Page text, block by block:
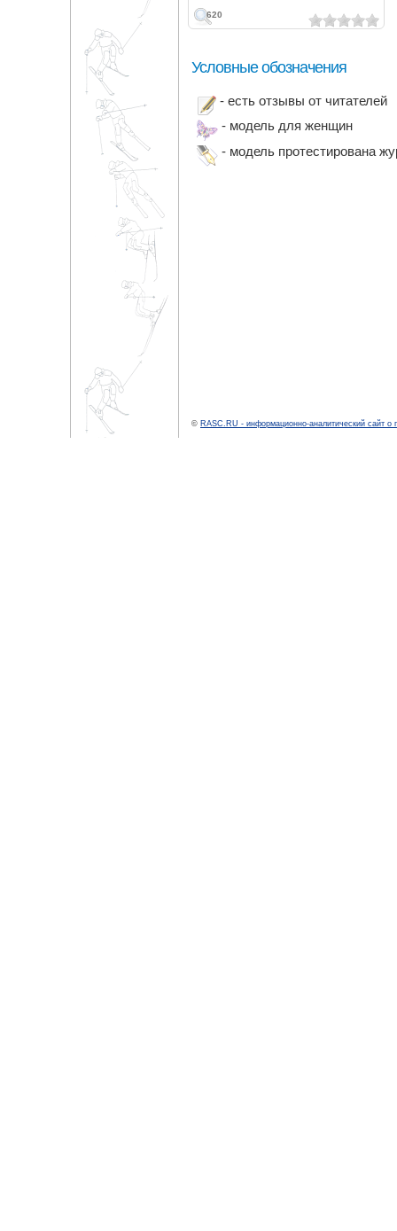
620
Условные обозначения
- есть отзывы от читателей
- модель для женщин
- модель протестирована
© RASC.RU - информационно-аналитический сайт о